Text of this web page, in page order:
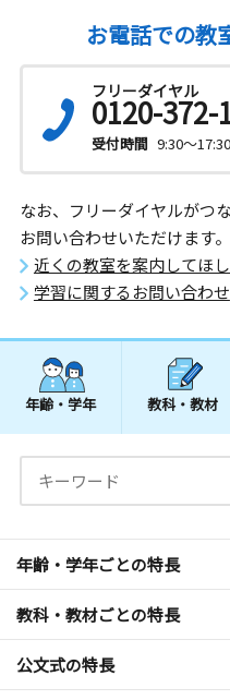
お電話での教
フリーダイヤル
0120-372-
受付時間 9:30～
なお、フリーダイヤルがつ
お問い合わせいただけます。
近くの教室を案内してほ
学習に関するお問い合わせ
年齢・学年 教科・教材
年齢・学年ごとの特長
教科・教材ごとの特長
公文式の特長